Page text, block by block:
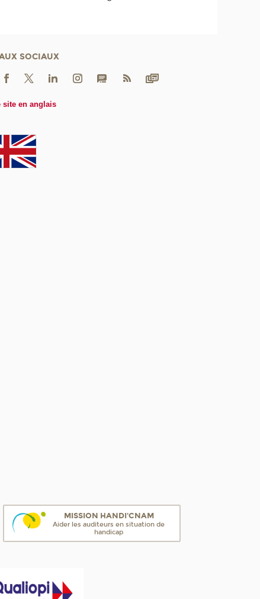
SOCIAUX
site en anglais
MISSION HANDI'CNAM
Aider les auditeurs en situation de
handicap